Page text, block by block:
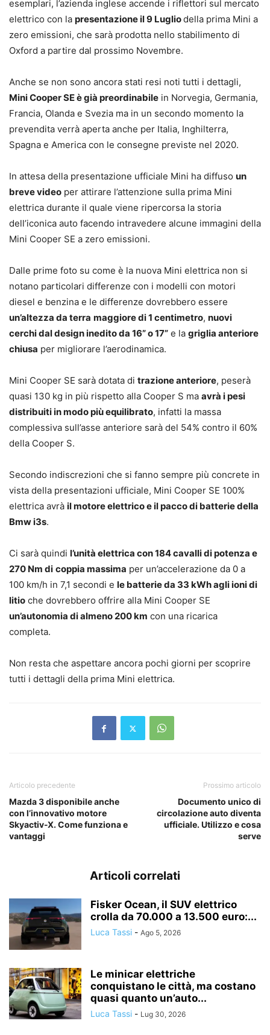
esemplari, l’azienda inglese accende i riflettori sul mercato
elettrico con la presentazione il 9 Lugliodella prima Mini a
zero emissioni, che sarà prodotta nello stabilimento di
Oxford a partire dal prossimo Novembre.
Anche se non sono ancora stati resi noti tutti i dettagli,
Mini Cooper SE è già preordinabile in Norvegia, Germania,
Francia, Olanda e Svezia ma in un secondo momento la
prevendita verrà aperta anche per Italia, Inghilterra,
Spagna e America con le consegne previste nel 2020.
In attesa della presentazione ufficiale Mini ha diffuso un
breve video per attirare l’attenzione sulla prima Mini
elettrica durante il quale viene ripercorsa la storia
dell’iconica auto facendo intravedere alcune immagini della
Mini Cooper SE a zero emissioni.
Dalle prime foto su come è la nuova Mini elettrica non si
notano particolari differenze con i modelli con motori
diesel e benzina e le differenze dovrebbero essere
un’altezza da terra maggiore di 1 centimetro, nuovi
cerchi dal design inedito da 16” o 17” e la griglia anteriore
chiusa per migliorare l’aerodinamica.
Mini Cooper SE sarà dotata di trazione anteriore, peserà
quasi 130 kg in più rispetto alla Cooper S ma avrà i pesi
distribuiti in modo più equilibrato, infatti la massa
complessiva sull’asse anteriore sarà del 54% contro il 60%
della Cooper S.
Secondo indiscrezioni che si fanno sempre più concrete in
vista della presentazioni ufficiale, Mini Cooper SE 100%
elettrica avrà il motore elettrico e il pacco di batterie della
Bmw i3s.
Ci sarà quindi l’unità elettrica con 184 cavalli di potenza e
270 Nm di coppia massima per un’accelerazione da 0 a
100 km/h in 7,1 secondi e le batterie da 33 kWh agli ioni di
litio che dovrebbero offrire alla Mini Cooper SE
un’autonomia di almeno 200 km con una ricarica
completa.
Non resta che aspettare ancora pochi giorni per scoprire
tutti i dettagli della prima Mini elettrica.
Articolo precedente
Mazda 3 disponibile anche
con l’innovativo motore
Skyactiv-X. Come funziona e
vantaggi
Prossimo articolo
Documento unico di
circolazione auto diventa
ufficiale. Utilizzo e cosa
serve
Articoli correlati
Fisker Ocean, il SUV elettrico
crolla da 70.000 a 13.500 euro:...
Luca Tassi - Ago 5, 2026
Le minicar elettriche
conquistano le città, ma costano
quasi quanto un’auto...
Luca Tassi - Lug 30, 2026